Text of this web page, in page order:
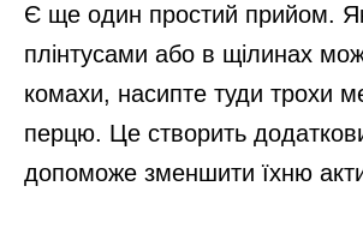
Є ще один простий прийом.
плінтусами або в щілинах
комахи, насипте туди трохи
перцю. Це створить
допоможе зменшити їхню